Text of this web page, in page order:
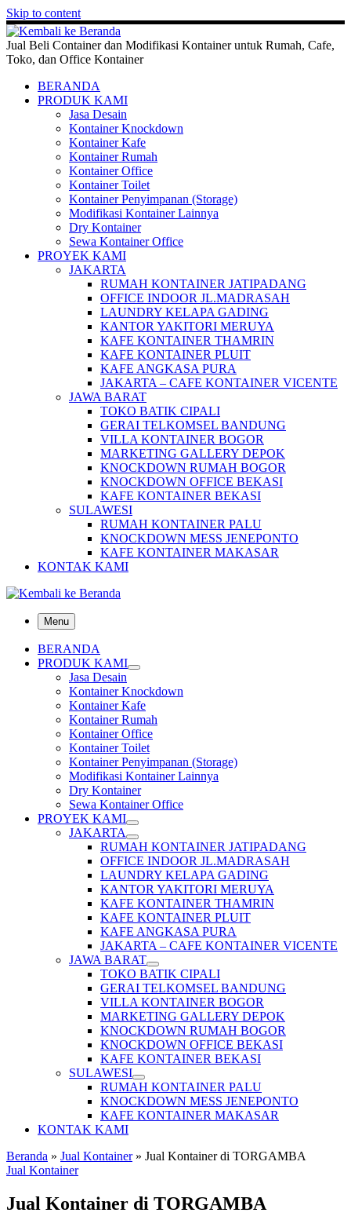
Skip to content
Jual Beli Container dan Modifikasi Kontainer untuk Rumah, Cafe,
Toko, dan Office Kontainer
BERANDA
PRODUK KAMI
Jasa Desain
Kontainer Knockdown
Kontainer Kafe
Kontainer Rumah
Kontainer Office
Kontainer Toilet
Kontainer Penyimpanan (Storage)
Modifikasi Kontainer Lainnya
Dry Kontainer
Sewa Kontainer Office
PROYEK KAMI
JAKARTA
RUMAH KONTAINER JATIPADANG
OFFICE INDOOR JL.MADRASAH
LAUNDRY KELAPA GADING
KANTOR YAKITORI MERUYA
KAFE KONTAINER THAMRIN
KAFE KONTAINER PLUIT
KAFE ANGKASA PURA
JAKARTA – CAFE KONTAINER VICENTE
JAWA BARAT
TOKO BATIK CIPALI
GERAI TELKOMSEL BANDUNG
VILLA KONTAINER BOGOR
MARKETING GALLERY DEPOK
KNOCKDOWN RUMAH BOGOR
KNOCKDOWN OFFICE BEKASI
KAFE KONTAINER BEKASI
SULAWESI
RUMAH KONTAINER PALU
KNOCKDOWN MESS JENEPONTO
KAFE KONTAINER MAKASAR
KONTAK KAMI
Menu
BERANDA
PRODUK KAMI
Jasa Desain
Kontainer Knockdown
Kontainer Kafe
Kontainer Rumah
Kontainer Office
Kontainer Toilet
Kontainer Penyimpanan (Storage)
Modifikasi Kontainer Lainnya
Dry Kontainer
Sewa Kontainer Office
PROYEK KAMI
JAKARTA
RUMAH KONTAINER JATIPADANG
OFFICE INDOOR JL.MADRASAH
LAUNDRY KELAPA GADING
KANTOR YAKITORI MERUYA
KAFE KONTAINER THAMRIN
KAFE KONTAINER PLUIT
KAFE ANGKASA PURA
JAKARTA – CAFE KONTAINER VICENTE
JAWA BARAT
TOKO BATIK CIPALI
GERAI TELKOMSEL BANDUNG
VILLA KONTAINER BOGOR
MARKETING GALLERY DEPOK
KNOCKDOWN RUMAH BOGOR
KNOCKDOWN OFFICE BEKASI
KAFE KONTAINER BEKASI
SULAWESI
RUMAH KONTAINER PALU
KNOCKDOWN MESS JENEPONTO
KAFE KONTAINER MAKASAR
KONTAK KAMI
Beranda » Jual Kontainer » Jual Kontainer di TORGAMBA
Jual Kontainer
Jual Kontainer di TORGAMBA